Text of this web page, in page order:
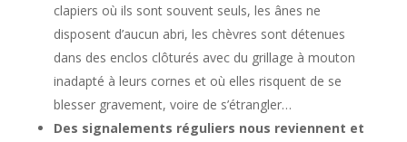
clapiers où ils sont souvent seuls, les ânes ne
disposent d’aucun abri, les chèvres sont détenues
dans des enclos clôturés avec du grillage à mouton
inadapté à leurs cornes et où elles risquent de se
blesser gravement, voire de s’étrangler…
Des signalements réguliers nous reviennent et